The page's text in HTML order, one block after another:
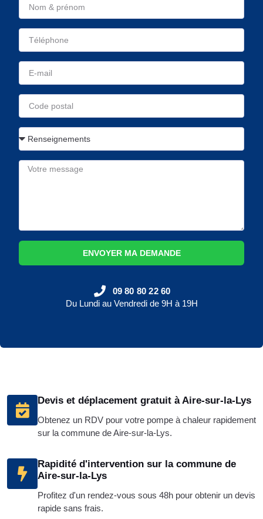
Devis et déplacement gratuit à Aire-sur-la-Lys
Obtenez un RDV pour votre pompe à chaleur rapidement
sur la commune de Aire-sur-la-Lys.
Rapidité d'intervention sur la commune de
Aire-sur-la-Lys
Profitez d'un rendez-vous sous 48h pour obtenir un devis
rapide sans frais.
ENVOYER MA DEMANDE
09 80 80 22 60
Du Lundi au Vendredi de 9H à 19H